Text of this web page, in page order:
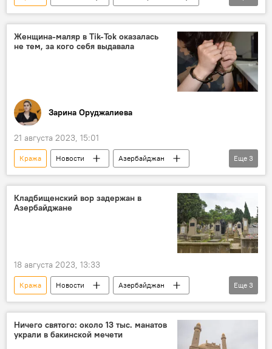
Уинстон Черчилль
Унитаз Золото
Женщина-маляр в Tik-Tok оказалась
не тем, за кого себя выдавала
Зарина Оруджалиева
21 августа 2023, 15:01
Кража Новости
Азербайджан
МВД
Соцсети Сумгайыт
Еще 3
Кладбищенский вор задержан в
Азербайджане
18 августа 2023, 13:33
Кража Новости
Азербайджан
Происшествия в Азербайджане
Агджабединский район
Кладбище
Еще 3
Ничего святого: около 13 тыс. манатов
украли в бакинской мечети